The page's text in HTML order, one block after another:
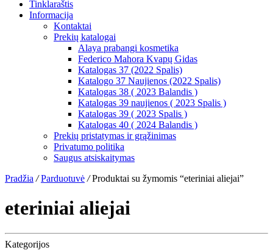
Tinklaraštis
Informacija
Kontaktai
Prekių katalogai
Alaya prabangi kosmetika
Federico Mahora Kvapų Gidas
Katalogas 37 (2022 Spalis)
Katalogo 37 Naujienos (2022 Spalis)
Katalogas 38 ( 2023 Balandis )
Katalogas 39 naujienos ( 2023 Spalis )
Katalogas 39 ( 2023 Spalis )
Katalogas 40 ( 2024 Balandis )
Prekių pristatymas ir grąžinimas
Privatumo politika
Saugus atsiskaitymas
Pradžia / Parduotuvė /Produktai su žymomis “eteriniai aliejai”
eteriniai aliejai
Kategorijos